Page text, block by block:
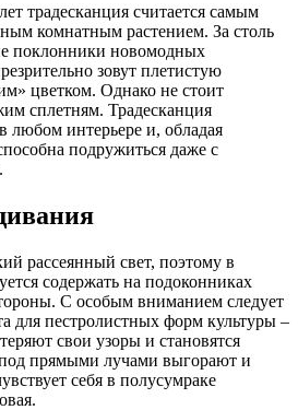
традесканция считается самым
комнатным растением. За столь
поклонники новомодных
зовут плетистую
цветком. Однако не стоит
сплетням. Традесканция
любом интерьере и, обладая
подружиться даже с
рассеянный свет, поэтому в
содержать на подоконниках
С особым вниманием следует
для пестролистных форм культуры –
свои узоры и становятся
прямыми лучами выгорают и
себя в полусумраке